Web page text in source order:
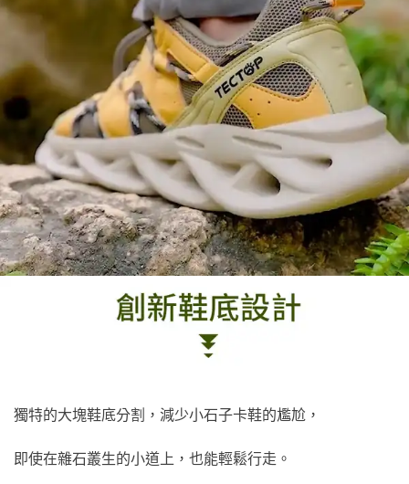
獨特的大塊鞋底分割，減少小石子卡鞋的尷尬，
即使在雜石叢生的小道上，也能輕鬆行走。